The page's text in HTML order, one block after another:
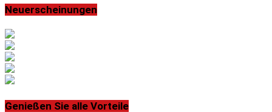
Neuerscheinungen
Genießen Sie alle Vorteile